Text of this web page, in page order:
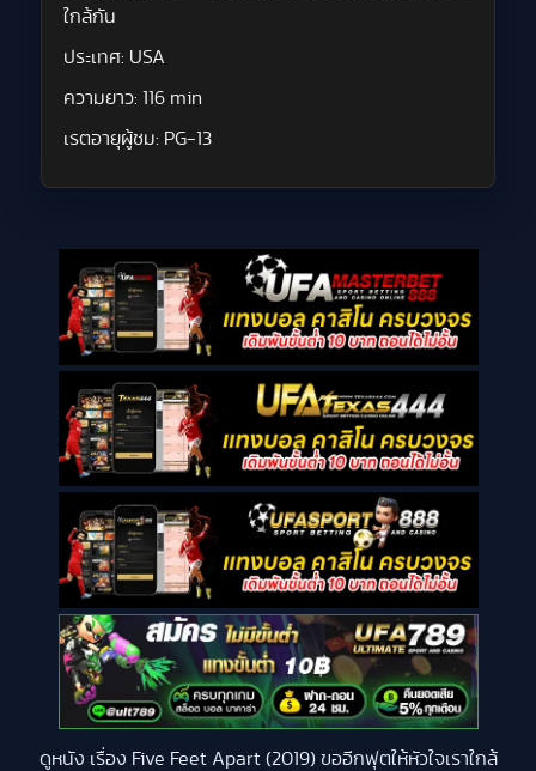
ใกล้กัน
ประเทศ: USA
ความยาว: 116 min
เรตอายุผู้ชม: PG-13
ดูหนัง เรื่อง Five Feet Apart (2019) ขออีกฟุตให้หัวใจเราใกล้